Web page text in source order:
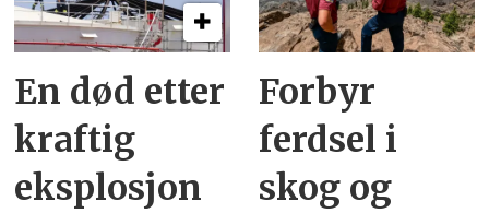
En død etter
kraftig
eksplosjon
Forbyr
ferdsel i
skog og